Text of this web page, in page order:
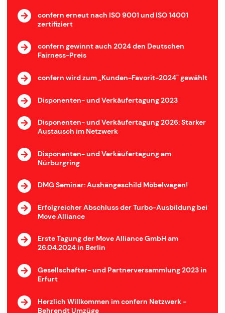
confern erneut nach ISO 9001 und ISO 14001
zertifiziert
confern gewinnt auch 2024 den Deutschen
Fairness-Preis
confern wird zum „Kunden-Favorit-2024" gewählt
Disponenten- und Verkäufertagung 2023
Disponenten- und Verkäufertagung 2026: Starker
Austausch im Netzwerk
Disponenten- und Verkäufertagung am
Nürburgring
DMG Seminar: Aushängeschild Möbelwagen!
Erfolgreicher Abschluss der Turbo-Ausbildung bei
Move Alliance
Erste Tagung der Move Alliance GmbH am
26.04.2024 in Berlin
Gesellschafter- und Partnerversammlung 2023 in
Erfurt
Herzlich Willkommen im confern Netzwerk -
Behrendt Umzüge